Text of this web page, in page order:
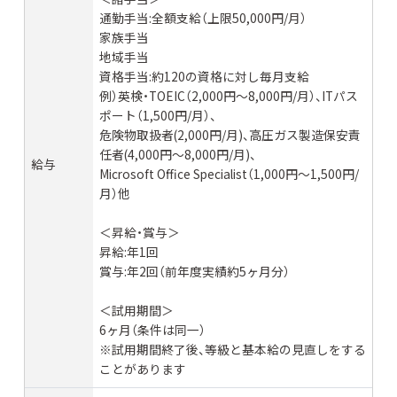
給与
通勤手当:全額支給（上限50,000円/月）
家族手当
地域手当
資格手当:約120の資格に対し毎月支給
例）英検・TOEIC（2,000円～8,000円/月）、ITパス
ポート（1,500円/月）、
危険物取扱者(2,000円/月)、高圧ガス製造保安責
任者(4,000円～8,000円/月)、
Microsoft Office Specialist（1,000円～1,500円/
月）他
＜昇給・賞与＞
昇給:年1回
賞与:年2回（前年度実績約5ヶ月分）
＜試用期間＞
6ヶ月（条件は同一）
※試用期間終了後、等級と基本給の見直しをする
ことがあります